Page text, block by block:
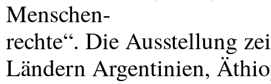
Menschen-
rechte“. Die Ausstellung
Ländern Argentinien,